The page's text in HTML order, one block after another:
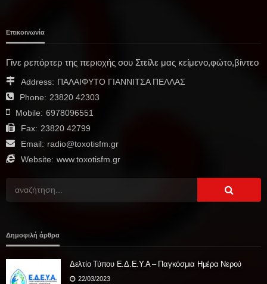
Επικοινωνία
Γίνε ρεπόρτερ της περιοχής σου Στείλε μας κείμενο,φώτο,βίντεο
Address: ΠΑΛΑΙΦΥΤΟ ΓΙΑΝΝΙΤΣΑ ΠΕΛΛΑΣ
Phone: 23820 42303
Mobile: 6978096551
Fax: 23820 42799
Email: radio@toxotisfm.gr
Website: www.toxotisfm.gr
Δημοφιλή άρθρα
Δελτίο Τύπου Ε.Δ.Ε.Υ.Α – Παγκόσμια Ημέρα Νερού
22/03/2023